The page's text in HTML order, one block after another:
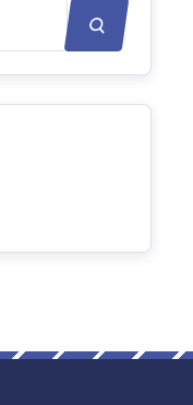
SUCHEN